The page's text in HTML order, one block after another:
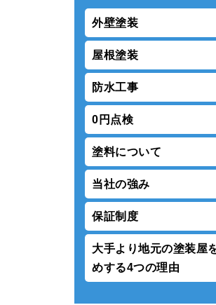
外壁塗装
屋根塗装
防水工事
0円点検
塗料について
当社の強み
保証制度
大手より地元の塗装屋
めする4つの理由